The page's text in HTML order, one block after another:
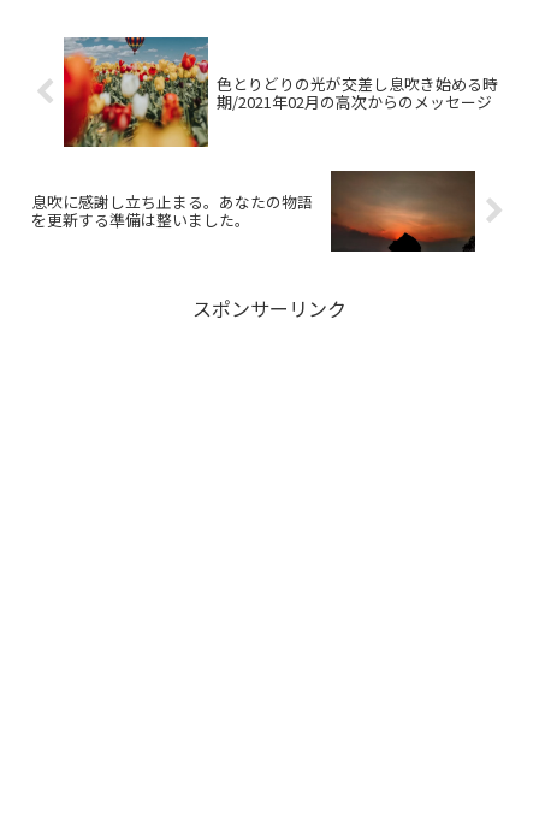
色とりどりの光が交差し息吹き始める時
期/2021年02月の高次からのメッセージ
息吹に感謝し立ち止まる。あなたの物語
を更新する準備は整いました。
スポンサーリンク